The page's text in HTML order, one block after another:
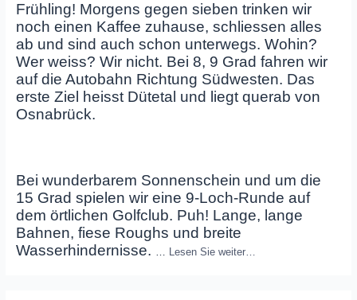
Frühling! Morgens gegen sieben trinken wir
noch einen Kaffee zuhause, schliessen alles
ab und sind auch schon unterwegs. Wohin?
Wer weiss? Wir nicht. Bei 8, 9 Grad fahren wir
auf die Autobahn Richtung Südwesten. Das
erste Ziel heisst Dütetal und liegt querab von
Osnabrück.
Bei wunderbarem Sonnenschein und um die
15 Grad spielen wir eine 9-Loch-Runde auf
dem örtlichen Golfclub. Puh! Lange, lange
Bahnen, fiese Roughs und breite
Wasserhindernisse. … Lesen Sie weiter…